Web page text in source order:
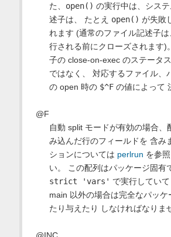
た、 open() の実行中は、シス
述子は、 たとえ open() が失敗
れます (通常のファイル記述子は
行される前にクローズされます)
子の close-on-exec のステータス
ではなく、 対応するファイル、
の open 時の $^Fの値によって
@F
自動 split モードが有効の場合、
み込んだ行のフィールドを 含み
ションについては perlrun を参
い。 この配列はパッケージ固有
strict 'vars' で実行してい
main 以外の場合は完全なパッケ
たり与えたり しなければなりま
@INC